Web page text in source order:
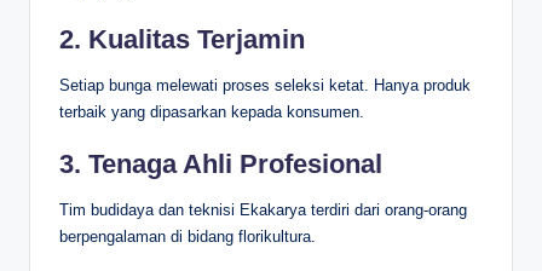
2. Kualitas Terjamin
Setiap bunga melewati proses seleksi ketat. Hanya produk
terbaik yang dipasarkan kepada konsumen.
3. Tenaga Ahli Profesional
Tim budidaya dan teknisi Ekakarya terdiri dari orang-orang
berpengalaman di bidang florikultura.